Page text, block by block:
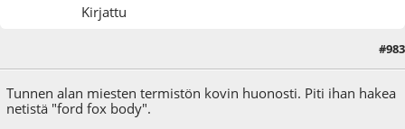
Kirjattu
#983
Tunnen alan miesten termistön kovin huonosti. Piti ihan hakea
netistä "ford fox body".